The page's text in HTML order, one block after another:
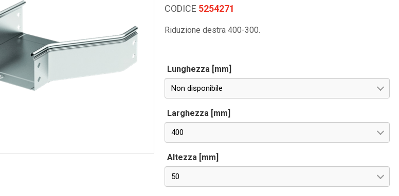
CODICE 5254271
Riduzione destra 400-300.
Lunghezza [mm]
Non disponibile
Larghezza [mm]
400
Altezza [mm]
50